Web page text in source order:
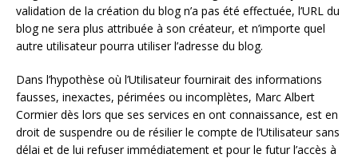
validation de la création du blog n’a pas été effectuée, l’URL du
blog ne sera plus attribuée à son créateur, et n’importe quel
autre utilisateur pourra utiliser l’adresse du blog.
Dans l’hypothèse où l’Utilisateur fournirait des informations
fausses, inexactes, périmées ou incomplètes, Marc Albert
Cormier dès lors que ses services en ont connaissance, est en
droit de suspendre ou de résilier le compte de l’Utilisateur sans
délai et de lui refuser immédiatement et pour le futur l’accès à